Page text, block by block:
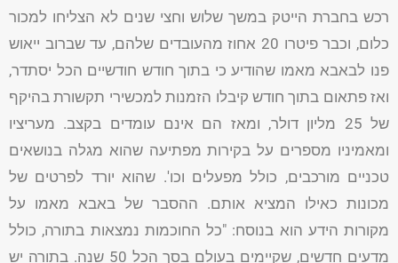
רכש בחברת הייטק במשך שלוש וחצי שנים לא הצליחו למכור
כלום, וכבר פיטרו 20 אחוז מהעובדים שלהם, עד שברוב ייאוש
פנו לבאבא מאמו שהודיע כי בתוך חודש חודשיים הכל יסתדר,
ואז פתאום בתוך חודש קיבלו הזמנות למכשירי תקשורת בהיקף
של 25 מליון דולר, ומאז הם אינם עומדים בקצב. מעריציו
ומאמיניו מספרים על בקירות מפתיעה שהוא מגלה בנושאים
טכניים מורכבים, כולל מפעלים וכו'. שהוא יורד לפרטים של
מכונות כאילו המציא אותם. ההסבר של באבא מאמו על
מקורות הידע הוא בנוסח: "כל החוכמות נמצאות בתורה, כולל
מדעים חדשים, שקיימים בעולם בסך הכל 50 שנה. בתורה יש